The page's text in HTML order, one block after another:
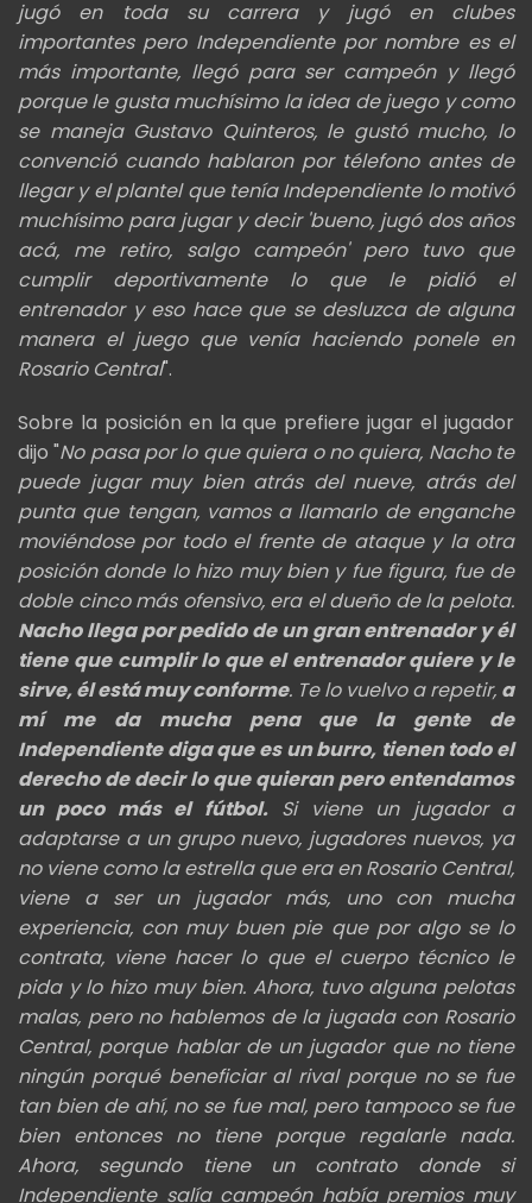
jugó en toda su carrera y jugó en clubes
importantes pero Independiente por nombre es el
más importante, llegó para ser campeón y llegó
porque le gusta muchísimo la idea de juego y como
se maneja Gustavo Quinteros, le gustó mucho, lo
convenció cuando hablaron por télefono antes de
llegar y el plantel que tenía Independiente lo motivó
muchísimo para jugar y decir 'bueno, jugó dos años
acá, me retiro, salgo campeón' pero tuvo que
cumplir deportivamente lo que le pidió el
entrenador y eso hace que se desluzca de alguna
manera el juego que venía haciendo ponele en
Rosario Central".
Sobre la posición en la que prefiere jugar el jugador
dijo "No pasa por lo que quiera o no quiera, Nacho te
puede jugar muy bien atrás del nueve, atrás del
punta que tengan, vamos a llamarlo de enganche
moviéndose por todo el frente de ataque y la otra
posición donde lo hizo muy bien y fue figura, fue de
doble cinco más ofensivo, era el dueño de la pelota.
Nacho llega por pedido de un gran entrenador y él
tiene que cumplir lo que el entrenador quiere y le
sirve, él está muy conforme. Te lo vuelvo a repetir, a
mí me da mucha pena que la gente de
Independiente diga que es un burro, tienen todo el
derecho de decir lo que quieran pero entendamos
un poco más el fútbol.Si viene un jugador a
adaptarse a un grupo nuevo, jugadores nuevos, ya
no viene como la estrella que era en Rosario Central,
viene a ser un jugador más, uno con mucha
experiencia, con muy buen pie que por algo se lo
contrata, viene hacer lo que el cuerpo técnico le
pida y lo hizo muy bien. Ahora, tuvo alguna pelotas
malas, pero no hablemos de la jugada con Rosario
Central, porque hablar de un jugador que no tiene
ningún porqué beneficiar al rival porque no se fue
tan bien de ahí, no se fue mal, pero tampoco se fue
bien entonces no tiene porque regalarle nada.
Ahora, segundo tiene un contrato donde si
Independiente salía campeón había premios muy